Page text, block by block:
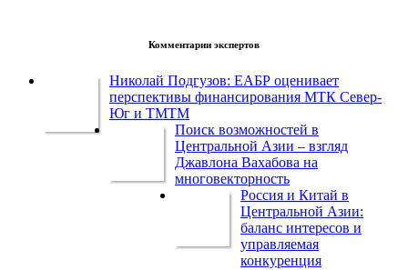
Комментарии экспертов
Николай Подгузов: ЕАБР оценивает
перспективы финансирования МТК Север-
Юг и ТМТМ
Поиск возможностей в
Центральной Азии – взгляд
Джавлона Вахабова на
многовекторность
Россия и Китай в
Центральной Азии:
баланс интересов и
управляемая
конкуренция